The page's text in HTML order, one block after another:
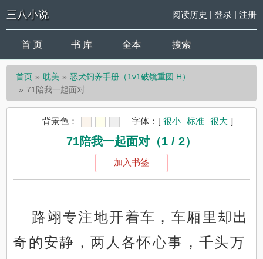
三八小说 阅读历史 | 登录| 注册
首 页 书 库 全本 搜索
首页 耽美
恶犬饲养手册（1v1破镜重圆 H）
71陪我一起面对
背景色： 字体： [ 很小 标准 很大 ]
71陪我一起面对（1 / 2）
加入书签
路翊专注地开着车，车厢里却出
奇的安静，两人各怀心事，千头万